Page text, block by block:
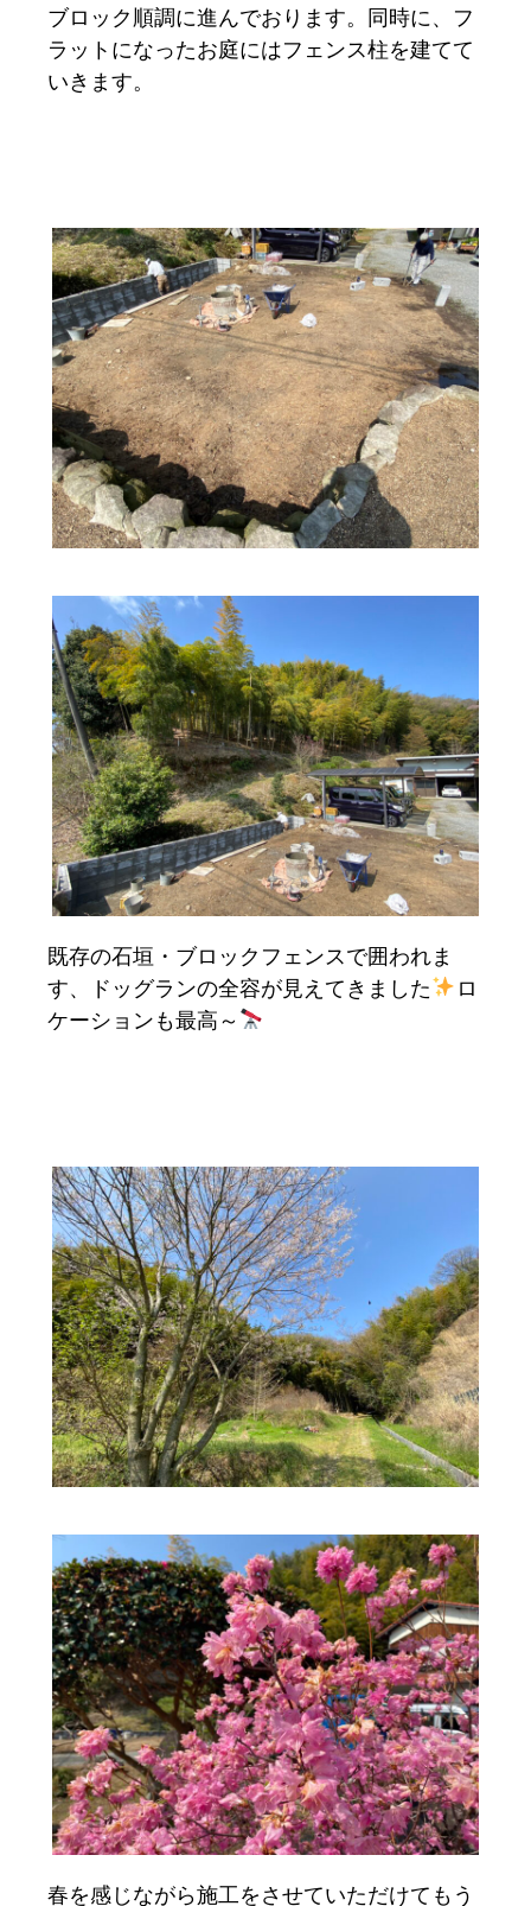
ブロック順調に進んでおります。同時に、フ
ラットになったお庭にはフェンス柱を建てて
いきます。
既存の石垣・ブロックフェンスで囲われま
す、ドッグランの全容が見えてきました
ロ
ケーションも最高～
春を感じながら施工をさせていただけてもう